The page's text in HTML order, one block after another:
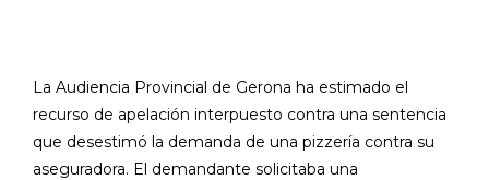
La Audiencia Provincial de Gerona ha estimado el
recurso de apelación interpuesto contra una sentencia
que desestimó la demanda de una pizzería contra su
aseguradora. El demandante solicitaba una